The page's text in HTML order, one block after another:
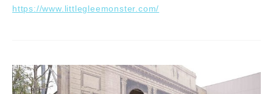
https://www.littlegleemonster.com/